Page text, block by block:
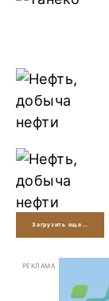
Загрузить еще...
РЕКЛАМА